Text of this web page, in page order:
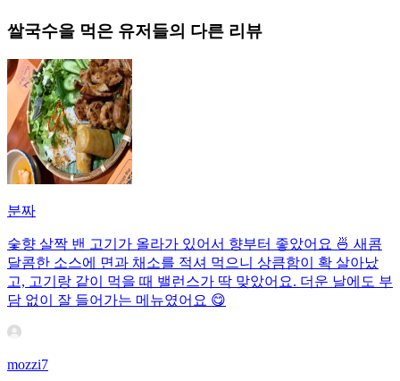
쌀국수을 먹은 유저들의 다른 리뷰
분짜
숯향 살짝 밴 고기가 올라가 있어서 향부터 좋았어요 🍜 새콤
달콤한 소스에 면과 채소를 적셔 먹으니 상큼함이 확 살아났
고, 고기랑 같이 먹을 때 밸런스가 딱 맞았어요. 더운 날에도 부
담 없이 잘 들어가는 메뉴였어요 😋
mozzi7